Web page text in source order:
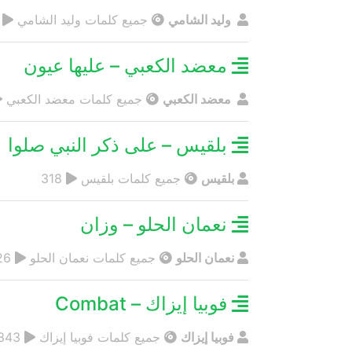
وليد الشامي جميع كلمات وليد الشامي
معضد الكعبي – عليها عيون
معضد الكعبي جميع كلمات معضد الكعبي
بلقيس – على ذكر النبي صلوا
بلقيس جميع كلمات بلقيس
نعمان الحلو – وزان
نعمان الحلو جميع كلمات نعمان الحلو
فوبيا إيزاك – Combat
فوبيا إيزاك جميع كلمات فوبيا إيزاك